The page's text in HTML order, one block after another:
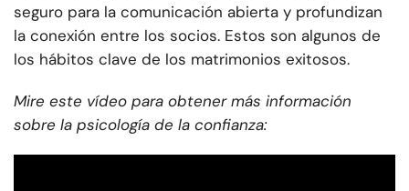
seguro para la comunicación abierta y profundizan
la conexión entre los socios. Estos son algunos de
los hábitos clave de los matrimonios exitosos.
Mire este vídeo para obtener más información
sobre la psicología de la confianza: